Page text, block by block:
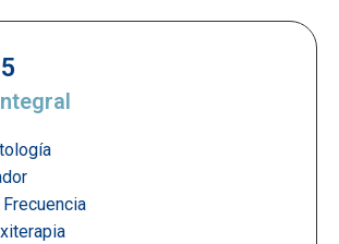
Frecuencia